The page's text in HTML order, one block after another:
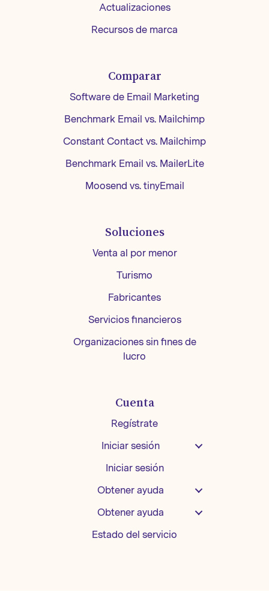
Actualizaciones
Recursos de marca
Comparar
Software de Email Marketing
Benchmark Email vs. Mailchimp
Constant Contact vs. Mailchimp
Benchmark Email vs. MailerLite
Moosend vs. tinyEmail
Soluciones
Venta al por menor
Turismo
Fabricantes
Servicios financieros
Organizaciones sin fines de
lucro
Cuenta
Regístrate
Iniciar sesión
Iniciar sesión
Obtener ayuda
Obtener ayuda
Estado del servicio